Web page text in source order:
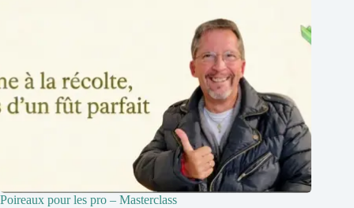
Poireaux pour les pro – Masterclass